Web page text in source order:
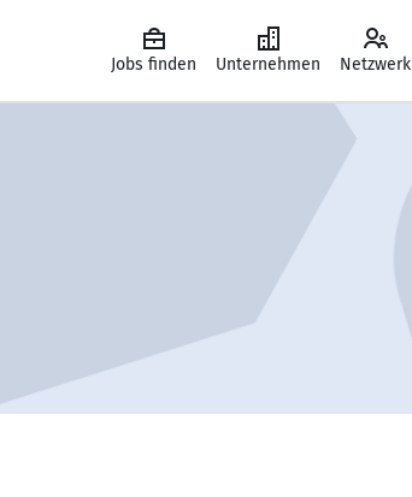
Jobs finden Unternehmen Netzwerk